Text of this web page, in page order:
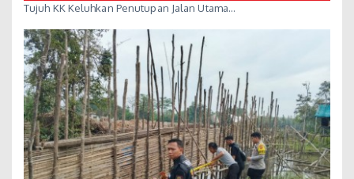
Tujuh KK Keluhkan Penutupan Jalan Utama…